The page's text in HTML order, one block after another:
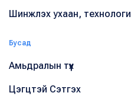
Шинжлэх ухаан, технологи
Бусад
Амьдралын түүх
Цэгцтэй Сэтгэх